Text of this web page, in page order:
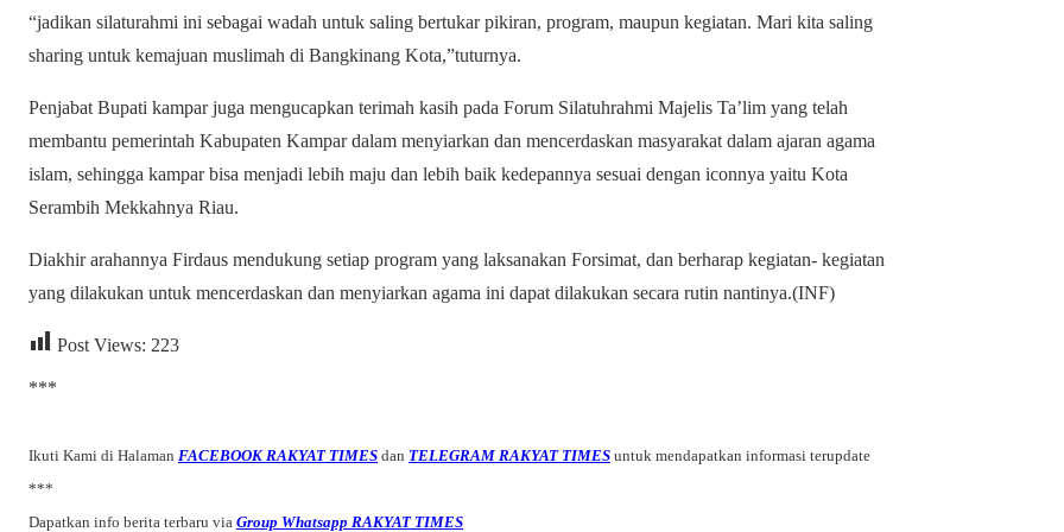
“jadikan silaturahmi ini sebagai wadah untuk saling bertukar pikiran, program, maupun kegiatan. Mari kita saling
sharing untuk kemajuan muslimah di Bangkinang Kota,”tuturnya.
Penjabat Bupati kampar juga mengucapkan terimah kasih pada Forum Silatuhrahmi Majelis Ta’lim yang telah
membantu pemerintah Kabupaten Kampar dalam menyiarkan dan mencerdaskan masyarakat dalam ajaran agama
islam, sehingga kampar bisa menjadi lebih maju dan lebih baik kedepannya sesuai dengan iconnya yaitu Kota
Serambih Mekkahnya Riau.
Diakhir arahannya Firdaus mendukung setiap program yang laksanakan Forsimat, dan berharap kegiatan- kegiatan
yang dilakukan untuk mencerdaskan dan menyiarkan agama ini dapat dilakukan secara rutin nantinya.(INF)
Post Views: 223
***
Ikuti Kami di Halaman FACEBOOK RAKYAT TIMES dan TELEGRAM RAKYAT TIMES untuk mendapatkan informasi terupdate
***
Dapatkan info berita terbaru via Group Whatsapp RAKYAT TIMES